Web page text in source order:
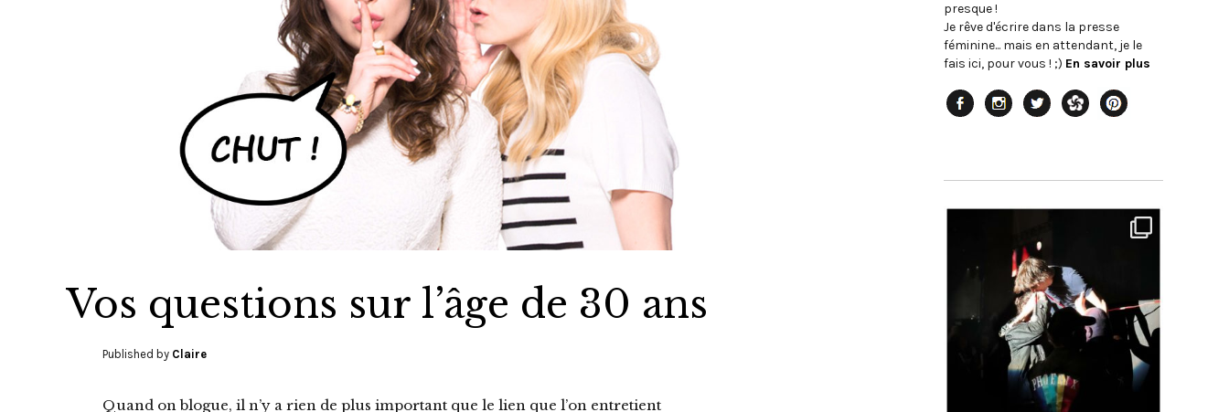
Vos questions sur l’âge de 30 ans
Published by Claire
Quand on blogue, il n’y a rien de plus important que le lien que l’on entretient
presque !
Je rêve d'écrire dans la presse
féminine... mais en attendant, je le
fais ici, pour vous ! ;) En savoir plus